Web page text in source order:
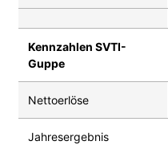
Kennzahlen SVTI-
Guppe
Nettoerlöse
Jahresergebnis